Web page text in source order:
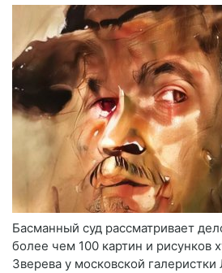
Басманный суд рассматривает
более чем 100 картин и рисунков
Зверева у московской